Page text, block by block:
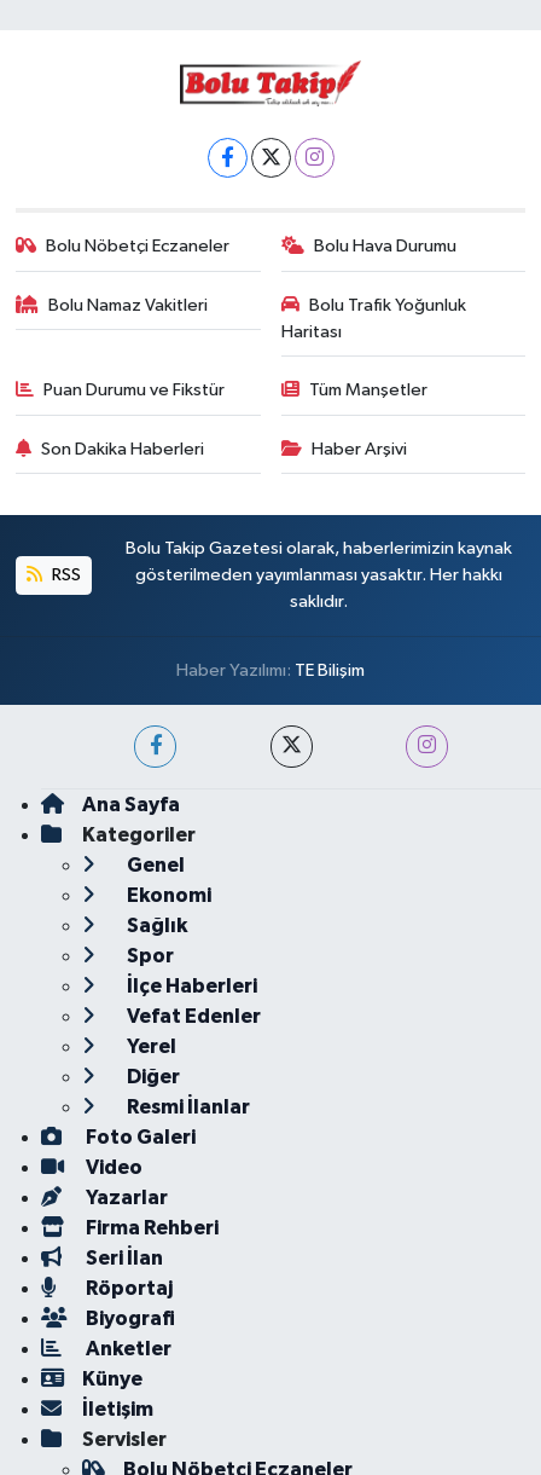
Bolu Nöbetçi Eczaneler Bolu Hava Durumu
Bolu Namaz Vakitleri
Bolu Trafik Yoğunluk
Haritası
Puan Durumu ve Fikstür Tüm Manşetler
Son Dakika Haberleri Haber Arşivi
RSS
Bolu Takip Gazetesi olarak, haberlerimizin kaynak
gösterilmeden yayımlanması yasaktır. Her hakkı
saklıdır.
Haber Yazılımı: TE Bilişim
Ana Sayfa
Kategoriler
Genel
Ekonomi
Sağlık
Spor
İlçe Haberleri
Vefat Edenler
Yerel
Diğer
Resmi İlanlar
Foto Galeri
Video
Yazarlar
Firma Rehberi
Seri İlan
Röportaj
Biyografi
Anketler
Künye
İletişim
Servisler
Bolu Nöbetçi Eczaneler